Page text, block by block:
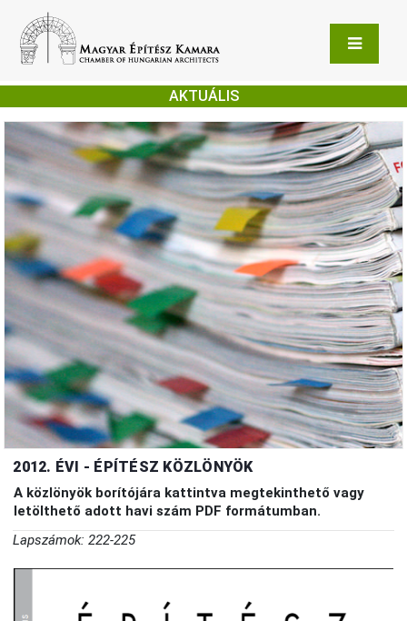
AKTUÁLIS
2012. ÉVI - ÉPÍTÉSZ KÖZLÖNYÖK
A közlönyök borítójára kattintva megtekinthető vagy
letölthető adott havi szám PDF formátumban.
Lapszámok: 222-225